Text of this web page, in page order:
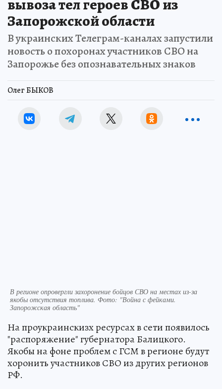
вывоза тел героев СВО из
Запорожской области
В украинских Телеграм-каналах запустили
новость о похоронах участников СВО на
Запорожье без опознавательных знаков
Олег БЫКОВ
В регионе опровергли захоронение бойцов СВО на местах из-за
якобы отсутствия топлива. Фото: "Война с фейками.
Запорожская область"
На проукраинскизх ресурсах в сети появилось
"распоряжение" губернатора Балицкого.
Якобы на фоне проблем с ГСМ в регионе будут
хоронить участников СВО из других регионов
РФ.